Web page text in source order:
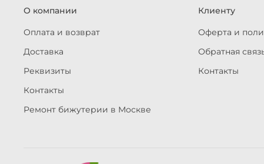
О компании
Оплата и возврат
Доставка
Реквизиты
Контакты
Ремонт бижутерии в Москве
Клиенту
Оферта и
Обратная
Контакты